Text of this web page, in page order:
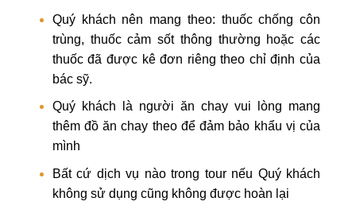
Quý khách nên mang theo: thuốc chống côn
trùng, thuốc cảm sốt thông thường hoặc các
thuốc đã được kê đơn riêng theo chỉ định của
bác sỹ.
Quý khách là người ăn chay vui lòng mang
thêm đồ ăn chay theo để đảm bảo khẩu vị của
mình
Bất cứ dịch vụ nào trong tour nếu Quý khách
không sử dụng cũng không được hoàn lại